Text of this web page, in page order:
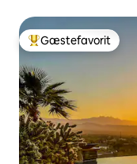
Bedste gæstefavorit
Gæstefavorit